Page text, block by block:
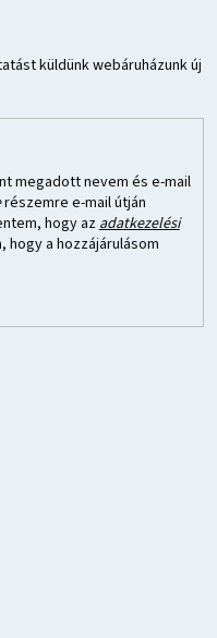
küldünk webáruházunk új
megadott nevem és e-mail
részemre e-mail útján
hogy az adatkezelési
a hozzájárulásom